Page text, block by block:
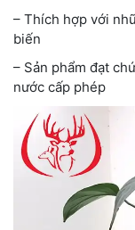
– Thích hợp với
biến
– Sản phẩm đạt
nước cấp phép